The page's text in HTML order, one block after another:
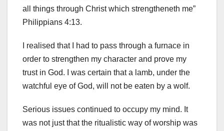
all things through Christ which strengtheneth me”
Philippians 4:13.
I realised that I had to pass through a furnace in
order to strengthen my character and prove my
trust in God. I was certain that a lamb, under the
watchful eye of God, will not be eaten by a wolf.
Serious issues continued to occupy my mind. It
was not just that the ritualistic way of worship was